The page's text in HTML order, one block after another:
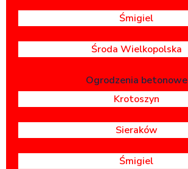
Śmigiel
Środa Wielkopolska
Ogrodzenia betonowe
Krotoszyn
Sieraków
Śmigiel